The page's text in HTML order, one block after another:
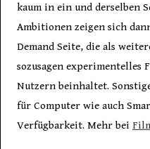
kaum in ein und derselben
Ambitionen zeigen sich
Demand Seite, die als
sozusagen experimentelles
Nutzern beinhaltet.
für Computer wie auch
Verfügbarkeit. Mehr bei